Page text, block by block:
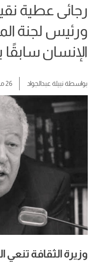
رجائى عطية
ورئيس لجنة
الإنسان سابقًا
بواسطةنبيلة عبدالجواد 26 مارس، 2022
وزيرة الثقافة